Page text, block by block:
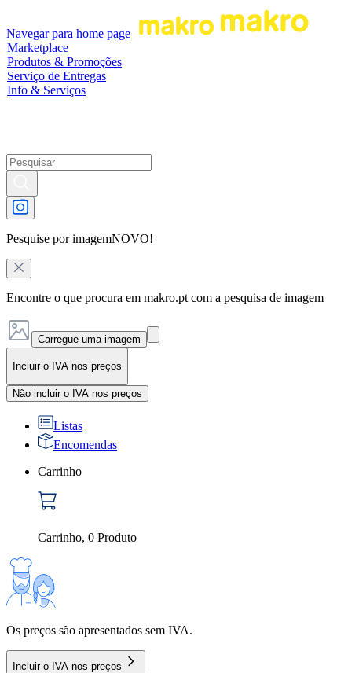
Navegar para home page
Marketplace
Produtos & Promoções
Serviço de Entregas
Info & Serviços
Pesquise por imagemNOVO!
Encontre o que procura em makro.pt com a pesquisa de imagem
Carregue uma imagem
Incluir o IVA nos preços
Não incluir o IVA nos preços
Listas
Encomendas
Carrinho
Carrinho, 0 Produto
Os preços são apresentados sem IVA.
Incluir o IVA nos preços